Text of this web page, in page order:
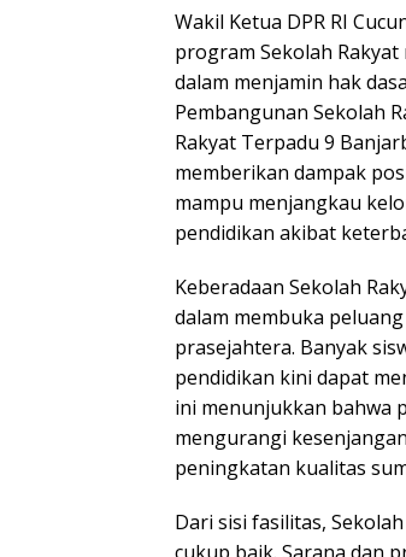
Wakil Ketua DPR RI
program Sekolah
dalam menjamin hak
Pembangunan Sekolah
Rakyat Terpadu 9
memberikan dampak
mampu menjangkau
pendidikan akibat
Keberadaan Sekolah
dalam membuka
prasejahtera. Banyak
pendidikan kini dapat
ini menunjukkan bahwa
mengurangi
peningkatan kualitas
Dari sisi fasilitas,